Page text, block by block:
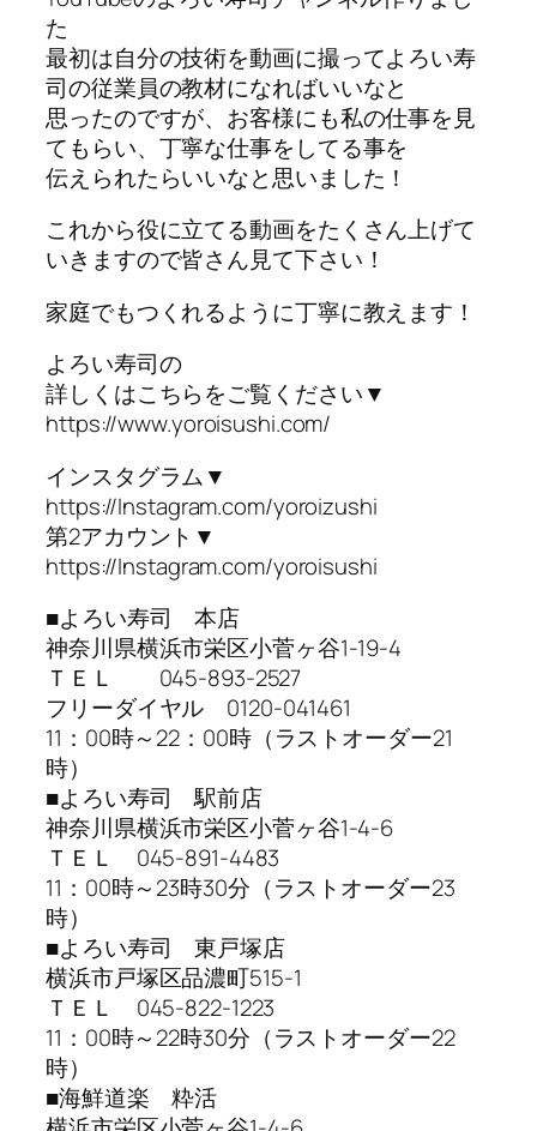
た
最初は自分の技術を動画に撮ってよろい寿
司の従業員の教材になればいいなと
思ったのですが、お客様にも私の仕事を見
てもらい、丁寧な仕事をしてる事を
伝えられたらいいなと思いました！
これから役に立てる動画をたくさん上げて
いきますので皆さん見て下さい！
家庭でもつくれるように丁寧に教えます！
よろい寿司の
詳しくはこちらをご覧ください▼
https://www.yoroisushi.com/
インスタグラム▼
https://Instagram.com/yoroizushi
第2アカウント▼
https://Instagram.com/yoroisushi
■よろい寿司 本店
神奈川県横浜市栄区小菅ヶ谷1-19-4
ＴＥＬ 045-893-2527
フリーダイヤル 0120-041461
11：00時～22：00時（ラストオーダー21
時）
■よろい寿司 駅前店
神奈川県横浜市栄区小菅ヶ谷1-4-6
ＴＥＬ 045-891-4483
11：00時～23時30分（ラストオーダー23
時）
■よろい寿司 東戸塚店
横浜市戸塚区品濃町515-1
ＴＥＬ 045-822-1223
11：00時～22時30分（ラストオーダー22
時）
■海鮮道楽 粋活